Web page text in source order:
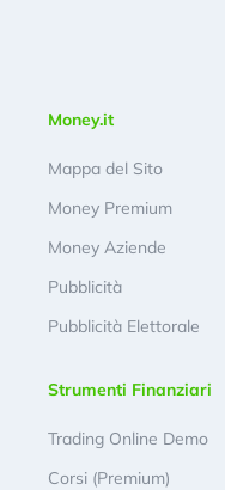
Money.it
Mappa del Sito
Money Premium
Money Aziende
Pubblicità
Pubblicità Elettorale
Strumenti Finanziari
Trading Online Demo
Corsi (Premium)